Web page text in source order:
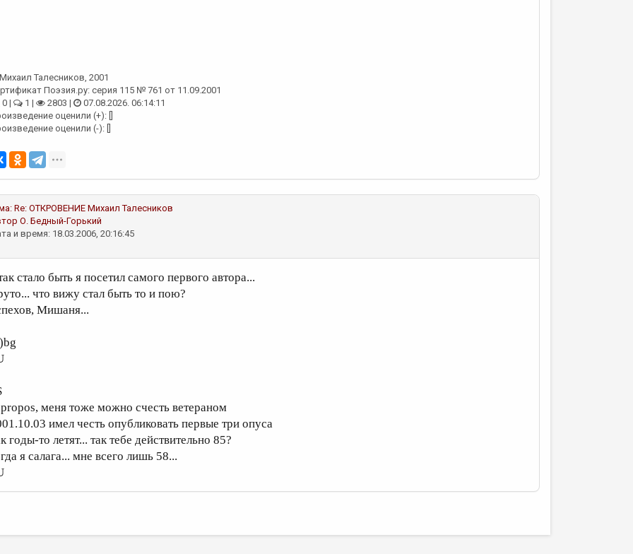
Михаил Талесников, 2001
Поэзия.ру: серия 115 № 761 от 11.09.2001
0 |
1 | 2803 |
07.08.2026. 06:14:11
оценили (+): []
оценили (-): []
Re: ОТКРОВЕНИЕ Михаил Талесников
О. Бедный-Горький
и время: 18.03.2006, 20:16:45
стало быть я посетил самого первого автора...
что вижу стал быть то и пою?
Мишаня...
меня тоже можно счесть ветераном
имел честь опубликовать первые три опуса
годы-то летят... так тебе действительно 85?
я салага... мне всего лишь 58...